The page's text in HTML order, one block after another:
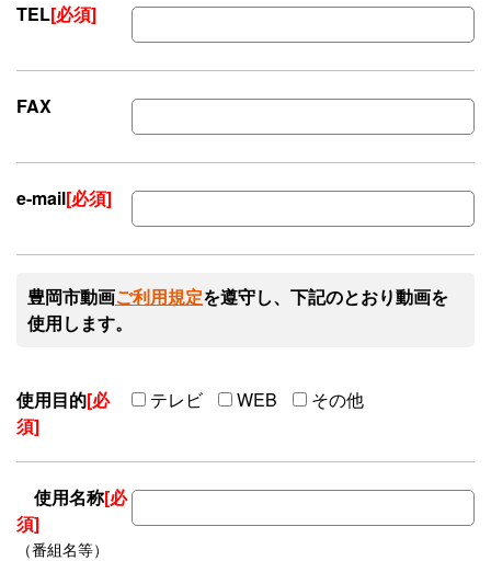
TEL[必須]
FAX
e-mail[必須]
豊岡市動画ご利用規定を遵守し、下記のとおり動画を
使用します。
使用目的[必
須]
テレビ WEB その他
使用名称[必
須]
（番組名等）